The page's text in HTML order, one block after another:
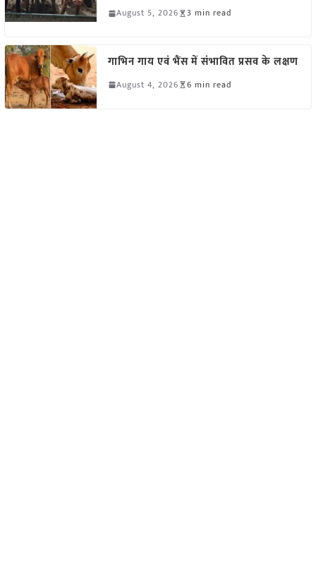
August 5, 2026 3 min read
गाभिन गाय एवं भैंस में संभावित प्रसव के लक्षण
August 4, 2026 6 min read